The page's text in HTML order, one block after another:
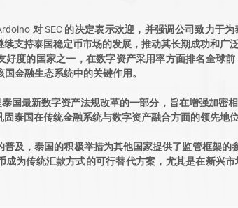
对 SEC 的决定表示欢迎，并强调公司致力于
支持泰国稳定币市场的发展，推动其长期成功和广泛
好度的国家之一，在数字资产采用率方面排名全球
金融生态系统中的关键作用。
泰国最新数字资产法规改革的一部分，旨在增强加密
泰国在传统金融系统与数字资产融合方面的领先地位
及，泰国的积极举措为其他国家提供了监管框架的
成为传统汇款方式的可行替代方案，尤其是在新兴